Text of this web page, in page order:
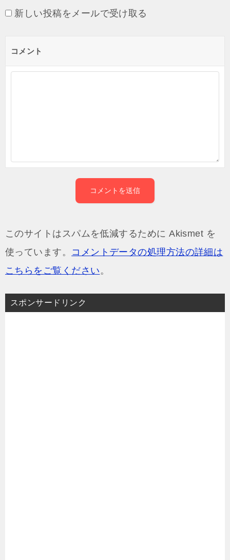
新しい投稿をメールで受け取る
コメント
このサイトはスパムを低減するために Akismet を
使っています。 コメントデータの処理方法の詳細は
こちらをご覧ください 。
スポンサードリンク